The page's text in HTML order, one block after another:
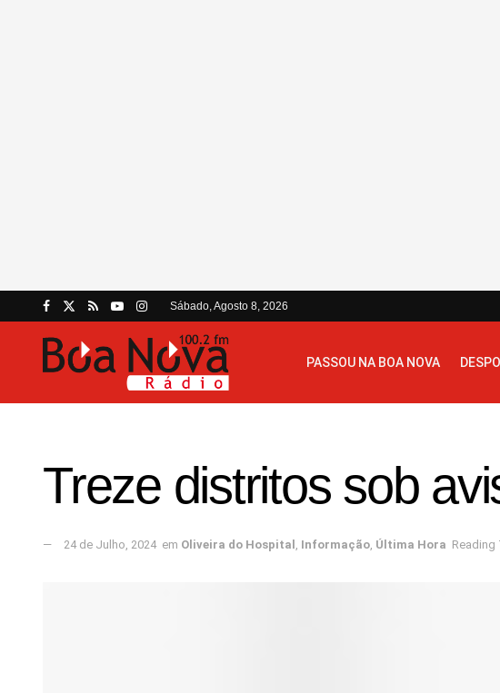
Sábado, Agosto 8, 2026
PASSOU NA BOA NOVA
Treze distritos sob
24 de Julho, 2024 em Oliveira do Hospital , Informação, Última Hora Reading